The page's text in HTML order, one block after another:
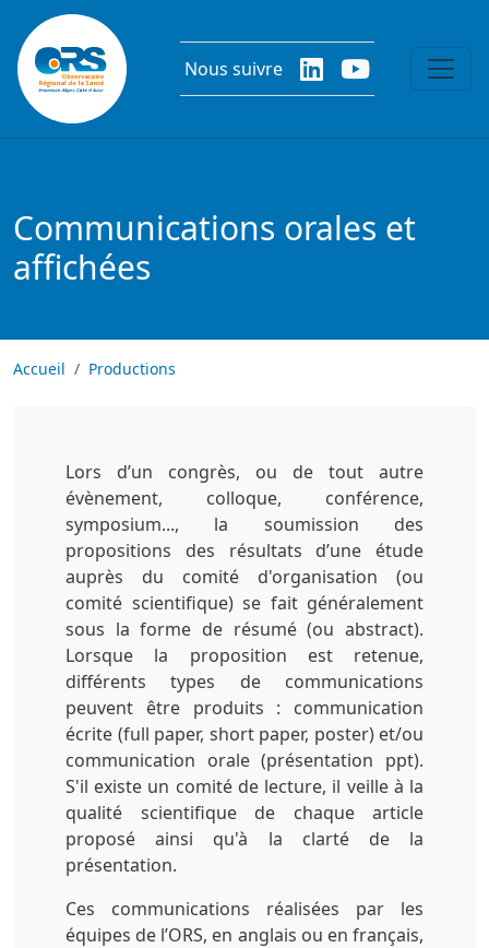
Aller au contenu principal
Nous suivre
Communications orales et
affichées
Accueil Productions
Lors d’un congrès, ou de tout autre
évènement, colloque, conférence,
symposium..., la soumission des
propositions des résultats d’une étude
auprès du comité d'organisation (ou
comité scientifique) se fait généralement
sous la forme de résumé (ou abstract).
Lorsque la proposition est retenue,
différents types de communications
peuvent être produits : communication
écrite (full paper, short paper, poster) et/ou
communication orale (présentation ppt).
S'il existe un comité de lecture, il veille à la
qualité scientifique de chaque article
proposé ainsi qu'à la clarté de la
présentation.
Ces communications réalisées par les
équipes de l’ORS, en anglais ou en français,